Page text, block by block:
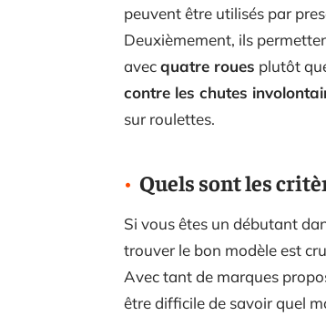
peuvent être utilisés par
Deuxièmement, ils
avecquatre roues plutôt
contre les chutes
sur roulettes.
Quels sont les
Si vous êtes un débutant
trouver le bon modèle est
Avec tant de marques
être difficile de savoir quel